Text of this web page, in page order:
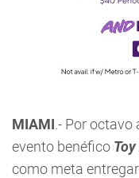
MIAMI.- Por octavo
evento benéfico
como meta